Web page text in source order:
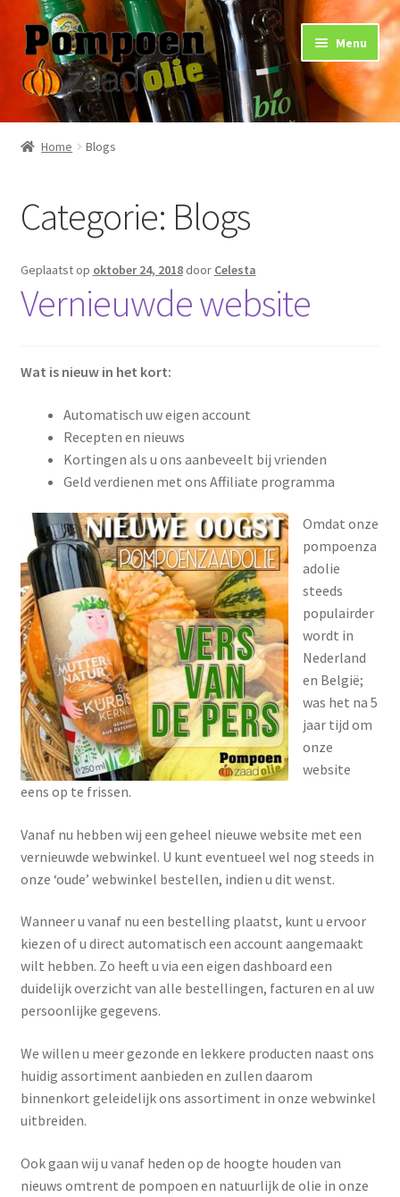
Ga
door
naar
navigatie
Ga
naar
de
inhoud
Menu
Home
Gezondheid
Arthritis
Huidverzorging
Parasieten
Over ons
Contact
In de media
Pompoenpitolie
Recepten & Nieuws
Terms and Conditions
Terms and Conditions
Winkel
Afrekenen
Mijn account
Privacy Policy
Winkelmand
Assortiment
Winkel Affiliaties
Home Blogs
Categorie: Blogs
Geplaatst op oktober 24, 2018 door Celesta
Vernieuwde website
Wat is nieuw in het kort:
Automatisch uw eigen account
Recepten en nieuws
Kortingen als u ons aanbeveelt bij vrienden
Geld verdienen met ons Affiliate programma
Omdat onze
pompoenza
adolie
steeds
populairder
wordt in
Nederland
en België;
was het na 5
jaar tijd om
onze
website
eens op te frissen.
Vanaf nu hebben wij een geheel nieuwe website met een
vernieuwde webwinkel. U kunt eventueel wel nog steeds in
onze ‘oude’ webwinkel bestellen, indien u dit wenst.
Wanneer u vanaf nu een bestelling plaatst, kunt u ervoor
kiezen of u direct automatisch een account aangemaakt
wilt hebben. Zo heeft u via een eigen dashboard een
duidelijk overzicht van alle bestellingen, facturen en al uw
persoonlijke gegevens.
We willen u meer gezonde en lekkere producten naast ons
huidig assortiment aanbieden en zullen daarom
binnenkort geleidelijk ons assortiment in onze webwinkel
uitbreiden.
Ook gaan wij u vanaf heden op de hoogte houden van
nieuws omtrent de pompoen en natuurlijk de olie in onze